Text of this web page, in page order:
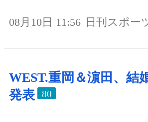
08月10日 11:56 日刊スポー
WEST.重岡＆濵田、結
発表
80